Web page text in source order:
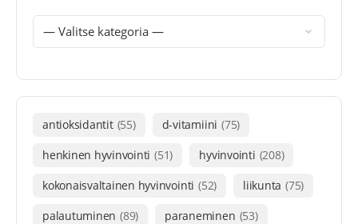
antioksidantit (55) d-vitamiini (75)
henkinen hyvinvointi (51) hyvinvointi (208)
kokonaisvaltainen hyvinvointi (52) liikunta (75)
palautuminen (89) paraneminen (53)